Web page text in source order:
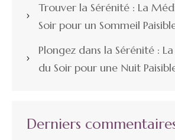
Trouver la Sérénité : La
Soir pour un Sommeil
Plongez dans la Sérénité :
du Soir pour une Nuit
Derniers